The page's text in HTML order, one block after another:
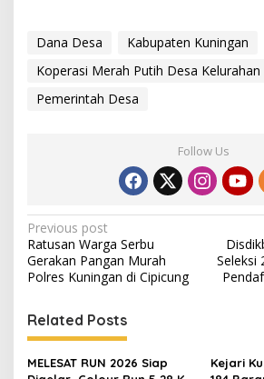
Dana Desa
Kabupaten Kuningan
Koperasi Merah Putih Desa Kelurahan
Pemerintah Desa
Follow Us
Post
navigation
Previous post
Ratusan Warga Serbu
Gerakan Pangan Murah
Polres Kuningan di Cipicung
Seleksi
Related Posts
MELESAT RUN 2026 Siap
Kejari